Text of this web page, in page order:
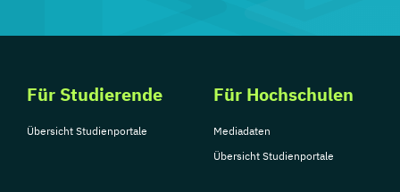
Für Studierende
Übersicht Studienportale
Für Hochschulen
Mediadaten
Übersicht Studienportale